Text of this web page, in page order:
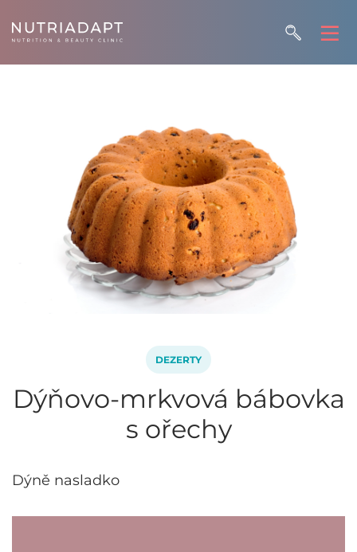
DEZERTY
Dýňovo-mrkvová bábovka
s ořechy
Dýně nasladko